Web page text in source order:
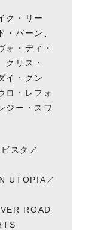
ク・リー
・バーン、
ォ・ディ・
クリス・
イ・クン
ロ・レフォ
ジー・スワ
スタ／
UTOPIA／
ROAD